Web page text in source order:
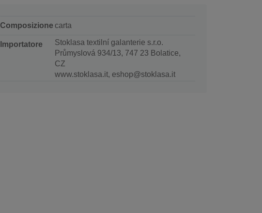
Composizione carta
Importatore
Stoklasa textilní galanterie s.r.o.
Průmyslová 934/13, 747 23 Bolatice,
CZ
www.stoklasa.it, eshop@stoklasa.it